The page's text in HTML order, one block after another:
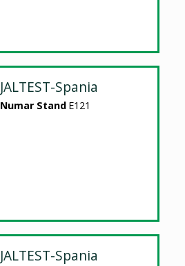
JALTEST-Spania
Numar Stand E121
JALTEST-Spania